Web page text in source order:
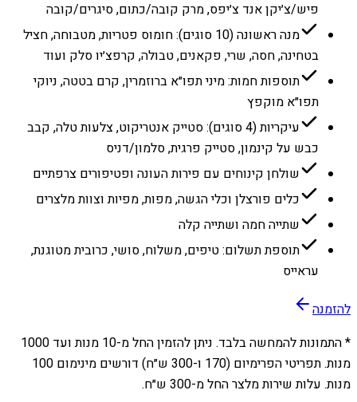
פיש/צ׳יקן אנד צ׳יפס, מרק קובה/כתום, סיגרים/קובה
מנה ראשונה (10 סוגים): חומוס פטריות, מטבוחה, חציל
בטחינה, חסה, שרי, פקאנים, טבולה, קרפצ׳יו סלק ועוד
תוספות חמות: מיני תפו״א ברוזמרין, קרם בטטה, ניוקי
תפו״א מוקפץ
עיקריות (4 סוגים): סטייק אנטריקוט, צלעות טלה, קבב
כבש על קינמון, סטייק פרגית, סלמון/דניס
שולחן קינוחים עם פירות העונה ופטיפורים צרפתיים
כלים פורצלן וכלי הגשה, מפות, מפיות וצוות מלצרים
שתייה חמה ושתייה קלה
תוספת תשלום: טיפים, משלוח, סושי, כרובית מטוגנת,
עראייס
להזמנה
* התמונות להמחשה בלבד. ניתן להזמין החל מ-10 מנות ועד 1000
מנות. תפריטי הפרימיום (170 ו-300 ש״ח) דורשים מינימום 100
מנות. עלות שירות מלצר החל מ-300 ש״ח.